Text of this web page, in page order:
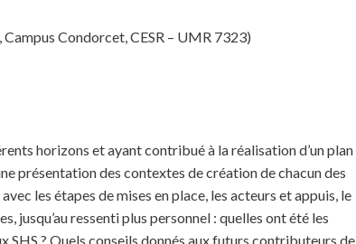
Condorcet, CESR – UMR 7323)
horizons et ayant contribué à la réalisation d’un plan
présentation des contextes de création de chacun des
les étapes de mises en place, les acteurs et appuis, le
jusqu’au ressenti plus personnel : quelles ont été les
SHS ? Quels conseils donnés aux futurs contributeurs de